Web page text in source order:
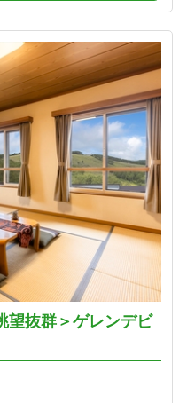
望抜群＞ゲレンデビ